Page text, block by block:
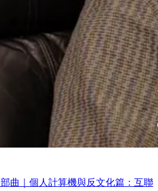
曲｜個人計算機與反文化篇：互聯